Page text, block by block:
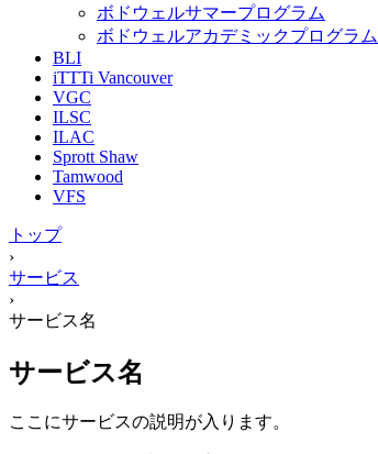
ボドウェルサマープログラム
ボドウェルアカデミックプログラム
BLI
iTTTi Vancouver
VGC
ILSC
ILAC
Sprott Shaw
Tamwood
VFS
トップ
›
サービス
›
サービス名
サービス名
ここにサービスの説明が入ります。